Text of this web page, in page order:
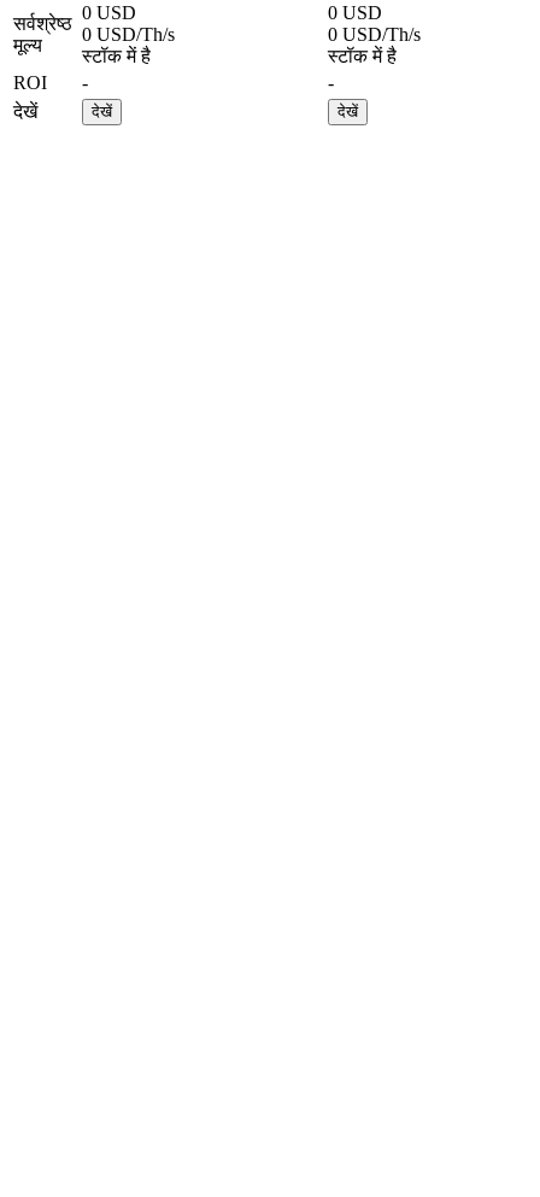
सर्वश्रेष्ठ
मूल्य
0 USD
0 USD/Th/s
स्टॉक में है
0 USD
0 USD/Th/s
स्टॉक में है
ROI
-
-
देखें
देखें देखें